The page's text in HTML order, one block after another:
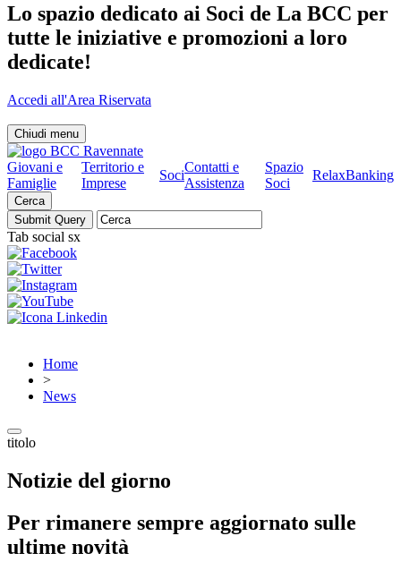
Lo spazio dedicato ai Soci de La BCC per
tutte le iniziative e promozioni a loro
dedicate!
Accedi all'Area Riservata
Chiudi menu
Giovani e
Famiglie
Territorio e
Imprese
Soci
Contatti e
Assistenza
Spazio
Soci
RelaxBanking
Cerca
Tab social sx
Home
>
News
titolo
Notizie del giorno
Per rimanere sempre aggiornato sulle
ultime novità